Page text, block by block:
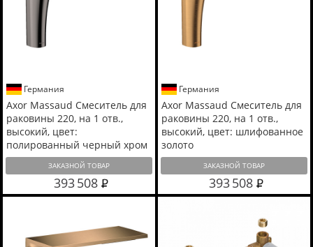
Германия
Axor Massaud Смеситель для
раковины 220, на 1 отв.,
высокий, цвет:
полированный черный хром
ЗАКАЗНОЙ ТОВАР
393 508
Германия
Axor Massaud Смеситель для
раковины 220, на 1 отв.,
высокий, цвет: шлифованное
золото
ЗАКАЗНОЙ ТОВАР
393 508